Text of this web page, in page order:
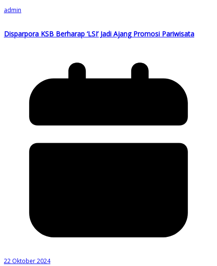
admin
Disparpora KSB Berharap ‘LSI’ Jadi Ajang Promosi Pariwisata
22 Oktober 2024